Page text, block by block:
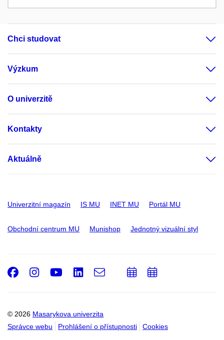
Chci studovat
Výzkum
O univerzitě
Kontakty
Aktuálně
Univerzitní magazín IS MU INET MU Portál MU
Obchodní centrum MU Munishop Jednotný vizuální styl
© 2026 Masarykova univerzita
Správce webu
Prohlášení o přístupnosti Cookies
Facebook
Instagram
Youtube
LinkedIn
e-
Email
PřidatPřidat